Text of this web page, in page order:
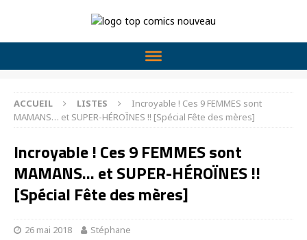
ACCUEIL LISTES
Incroyable ! Ces 9 FEMMES sont
MAMANS… et SUPER-HÉROÏNES !! [Spécial Fête des mères]
Incroyable ! Ces 9 FEMMES sont
MAMANS… et SUPER-HÉROÏNES !!
[Spécial Fête des mères]
26 mai 2018 Stéphane